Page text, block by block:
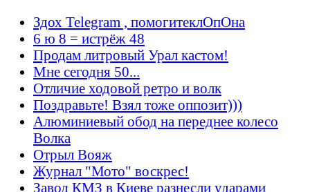
Здох Telegram , помогитеклОпОна
6 ю 8 = истрёж 48
Продам литровый Урал кастом!
Мне сегодня 50...
Отличие ходовой ретро и волк
Поздравьте! Взял тоже оппозит)))
Алюминиевый обод на переднее колесо
Волка
Отрыл Вояж
Журнал "Мото" воскрес!
Завод КМЗ в Киеве разнесли ударами